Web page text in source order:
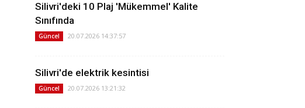
Silivri'deki 10 Plaj 'Mükemmel' Kalite
Sınıfında
Güncel 20.07.2026 14:37:57
Silivri'de elektrik kesintisi
Güncel 20.07.2026 13:21:32